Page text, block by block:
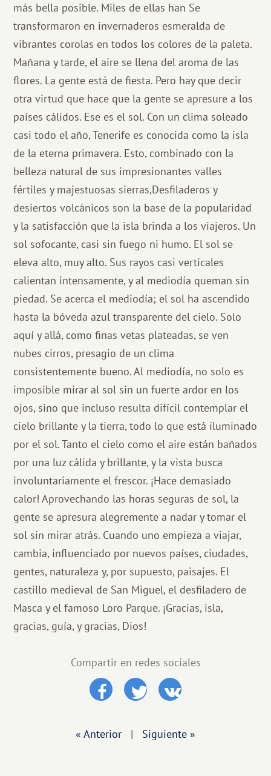
más bella posible. Miles de ellas han Se
transformaron en invernaderos esmeralda de
vibrantes corolas en todos los colores de la paleta.
Mañana y tarde, el aire se llena del aroma de las
flores. La gente está de fiesta. Pero hay que decir
otra virtud que hace que la gente se apresure a los
países cálidos. Ese es el sol. Con un clima soleado
casi todo el año, Tenerife es conocida como la isla
de la eterna primavera. Esto, combinado con la
belleza natural de sus impresionantes valles
fértiles y majestuosas sierras,Desfiladeros y
desiertos volcánicos son la base de la popularidad
y la satisfacción que la isla brinda a los viajeros. Un
sol sofocante, casi sin fuego ni humo. El sol se
eleva alto, muy alto. Sus rayos casi verticales
calientan intensamente, y al mediodía queman sin
piedad. Se acerca el mediodía; el sol ha ascendido
hasta la bóveda azul transparente del cielo. Solo
aquí y allá, como finas vetas plateadas, se ven
nubes cirros, presagio de un clima
consistentemente bueno. Al mediodía, no solo es
imposible mirar al sol sin un fuerte ardor en los
ojos, sino que incluso resulta difícil contemplar el
cielo brillante y la tierra, todo lo que está iluminado
por el sol. Tanto el cielo como el aire están bañados
por una luz cálida y brillante, y la vista busca
involuntariamente el frescor. ¡Hace demasiado
calor! Aprovechando las horas seguras de sol, la
gente se apresura alegremente a nadar y tomar el
sol sin mirar atrás. Cuando uno empieza a viajar,
cambia, influenciado por nuevos países, ciudades,
gentes, naturaleza y, por supuesto, paisajes. El
castillo medieval de San Miguel, el desfiladero de
Masca y el famoso Loro Parque. ¡Gracias, isla,
gracias, guía, y gracias, Dios!
Compartir en redes sociales
« Anterior | Siguiente »